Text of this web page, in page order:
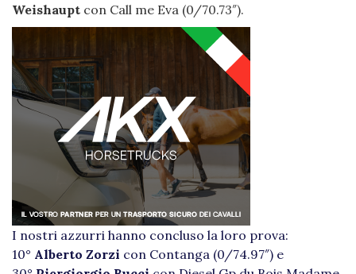
Weishaupt con Call me Eva (0/70.73″).
I nostri azzurri hanno concluso la loro prova:
10° Alberto Zorzi con Contanga (0/74.97″) e